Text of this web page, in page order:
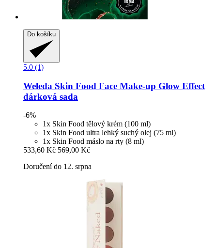
Do košíku
5.0 (1)
Weleda Skin Food Face Make-​up Glow Effect
dárková sada
-6%
1x Skin Food tělový krém (100 ml)
1x Skin Food ultra lehký suchý olej (75 ml)
1x Skin Food máslo na rty (8 ml)
533,60 Kč 569,00 Kč
Doručení do 12. srpna